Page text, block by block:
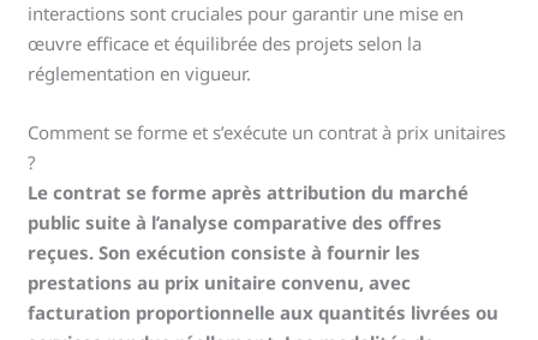
interactions sont cruciales pour garantir une mise en
œuvre efficace et équilibrée des projets selon la
réglementation en vigueur.
Comment se forme et s’exécute un contrat à prix unitaires
?
Le contrat se forme après attribution du marché
public suite à l’analyse comparative des offres
reçues. Son exécution consiste à fournir les
prestations au prix unitaire convenu, avec
facturation proportionnelle aux quantités livrées ou